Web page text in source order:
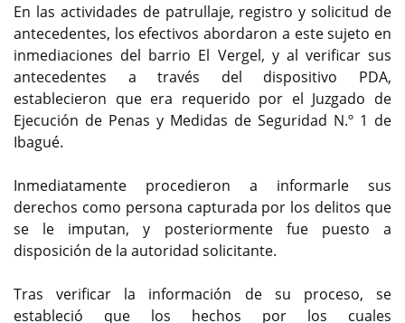
En las actividades de patrullaje, registro y solicitud de
antecedentes, los efectivos abordaron a este sujeto en
inmediaciones del barrio El Vergel, y al verificar sus
antecedentes a través del dispositivo PDA,
establecieron que era requerido por el Juzgado de
Ejecución de Penas y Medidas de Seguridad N.º 1 de
Ibagué.
Inmediatamente procedieron a informarle sus
derechos como persona capturada por los delitos que
se le imputan, y posteriormente fue puesto a
disposición de la autoridad solicitante.
Tras verificar la información de su proceso, se
estableció que los hechos por los cuales